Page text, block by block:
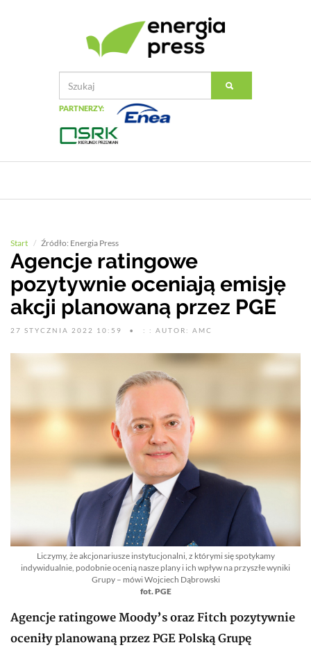
PARTNERZY:
Start Źródło: Energia Press
Agencje ratingowe
pozytywnie oceniają emisję
akcji planowaną przez PGE
27 STYCZNIA 2022 10:59 : : AUTOR: AMC
Liczymy, że akcjonariusze instytucjonalni, z którymi się spotykamy
indywidualnie, podobnie ocenią nasze plany i ich wpływ na przyszłe wyniki
Grupy – mówi Wojciech Dąbrowski
fot. PGE
Agencje ratingowe Moody’s oraz Fitch pozytywnie
oceniły planowaną przez PGE Polską Grupę